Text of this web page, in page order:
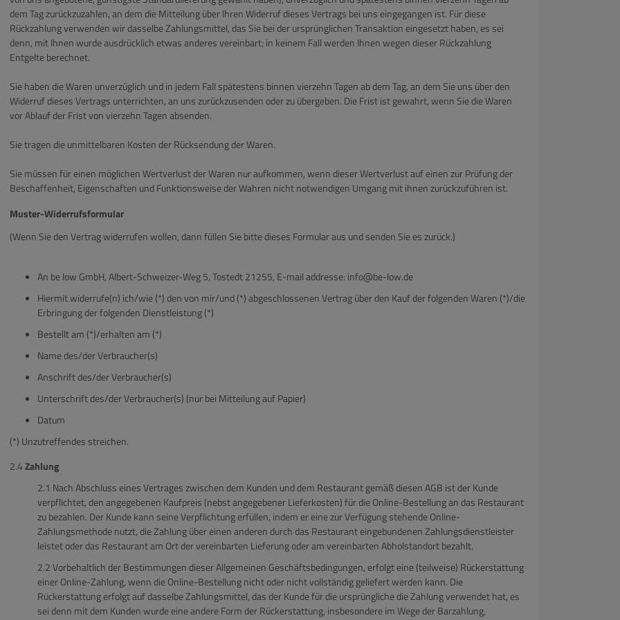
dem Tag zurückzuzahlen, an dem die Mitteilung über Ihren Widerruf dieses Vertrags bei uns eingegangen ist. Für diese
Rückzahlung verwenden wir dasselbe Zahlungsmittel, das Sie bei der ursprünglichen Transaktion eingesetzt haben, es sei
denn, mit Ihnen wurde ausdrücklich etwas anderes vereinbart; in keinem Fall werden Ihnen wegen dieser Rückzahlung
Entgelte berechnet.
Sie haben die Waren unverzüglich und in jedem Fall spätestens binnen vierzehn Tagen ab dem Tag, an dem Sie uns über den
Widerruf dieses Vertrags unterrichten, an uns zurückzusenden oder zu übergeben. Die Frist ist gewahrt, wenn Sie die Waren
vor Ablauf der Frist von vierzehn Tagen absenden.
Sie tragen die unmittelbaren Kosten der Rücksendung der Waren.
Sie müssen für einen möglichen Wertverlust der Waren nur aufkommen, wenn dieser Wertverlust auf einen zur Prüfung der
Beschaffenheit, Eigenschaften und Funktionsweise der Wahren nicht notwendigen Umgang mit ihnen zurückzuführen ist.
Muster-Widerrufsformular
(Wenn Sie den Vertrag widerrufen wollen, dann füllen Sie bitte dieses Formular aus und senden Sie es zurück.)
An be low GmbH, Albert-Schweizer-Weg 5, Tostedt 21255, E-mail addresse: info@be-low.de
Hiermit widerrufe(n) ich/wie (*) den von mir/und (*) abgeschlossenen Vertrag über den Kauf der folgenden Waren (*)/die
Erbringung der folgenden Dienstleistung (*)
Bestellt am (*)/erhalten am (*)
Name des/der Verbraucher(s)
Anschrift des/der Verbraucher(s)
Unterschrift des/der Verbraucher(s) (nur bei Mitteilung auf Papier)
Datum
(*) Unzutreffendes streichen.
Zahlung
Nach Abschluss eines Vertrages zwischen dem Kunden und dem Restaurant gemäß diesen AGB ist der Kunde
verpflichtet, den angegebenen Kaufpreis (nebst angegebener Lieferkosten) für die Online-Bestellung an das Restaurant
zu bezahlen. Der Kunde kann seine Verpflichtung erfüllen, indem er eine zur Verfügung stehende Online-
Zahlungsmethode nutzt, die Zahlung über einen anderen durch das Restaurant eingebundenen Zahlungsdienstleister
leistet oder das Restaurant am Ort der vereinbarten Lieferung oder am vereinbarten Abholstandort bezahlt.
Vorbehaltlich der Bestimmungen dieser Allgemeinen Geschäftsbedingungen, erfolgt eine (teilweise) Rückerstattung
einer Online-Zahlung, wenn die Online-Bestellung nicht oder nicht vollständig geliefert werden kann. Die
Rückerstattung erfolgt auf dasselbe Zahlungsmittel, das der Kunde für die ursprüngliche die Zahlung verwendet hat, es
sei denn mit dem Kunden wurde eine andere Form der Rückerstattung, insbesondere im Wege der Barzahlung,